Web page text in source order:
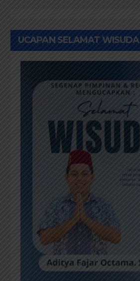
UCAPAN SELAMAT WISUDA